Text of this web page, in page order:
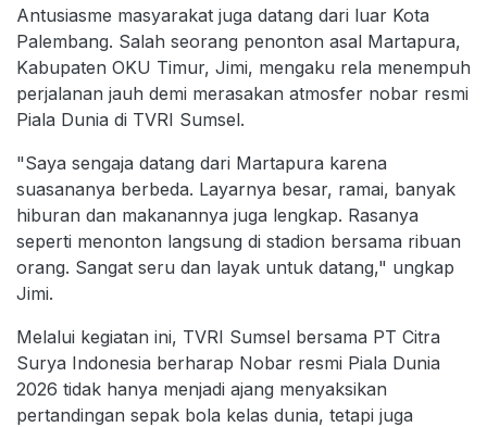
Antusiasme masyarakat juga datang dari luar Kota
Palembang. Salah seorang penonton asal Martapura,
Kabupaten OKU Timur, Jimi, mengaku rela menempuh
perjalanan jauh demi merasakan atmosfer nobar resmi
Piala Dunia di TVRI Sumsel.
"Saya sengaja datang dari Martapura karena
suasananya berbeda. Layarnya besar, ramai, banyak
hiburan dan makanannya juga lengkap. Rasanya
seperti menonton langsung di stadion bersama ribuan
orang. Sangat seru dan layak untuk datang," ungkap
Jimi.
Melalui kegiatan ini, TVRI Sumsel bersama PT Citra
Surya Indonesia berharap Nobar resmi Piala Dunia
2026 tidak hanya menjadi ajang menyaksikan
pertandingan sepak bola kelas dunia, tetapi juga